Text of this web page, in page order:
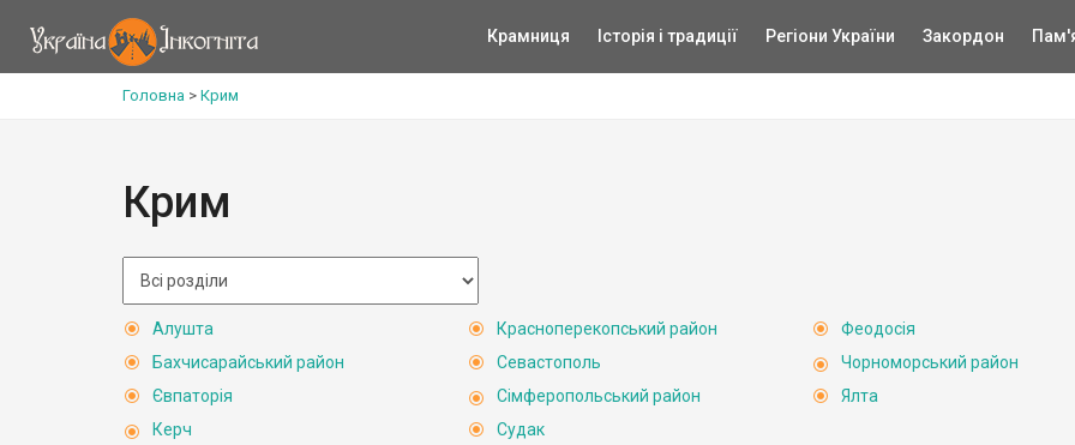
Крамниця Історія і традиції Регіони України Закордон
Головна > Крим
Крим
Алушта
Бахчисарайський район
Євпаторія
Керч
Красноперекопський район
Севастополь
Сімферопольський район
Судак
Феодосія
Чорноморський район
Ялта